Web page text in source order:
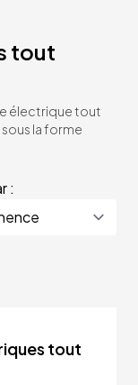
tout
électrique tout
la forme
:
tout